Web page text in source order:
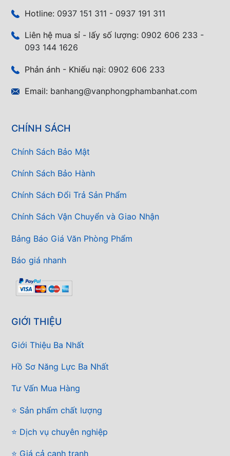
Hotline: 0937 151 311 - 0937 191 311
Liên hệ mua sỉ - lấy số lượng: 0902 606 233 -
093 144 1626
Phản ánh - Khiếu nại: 0902 606 233
Email: banhang@vanphongphambanhat.com
CHÍNH SÁCH
Chính Sách Bảo Mật
Chính Sách Bảo Hành
Chính Sách Đổi Trả Sản Phẩm
Chính Sách Vận Chuyển và Giao Nhận
Bảng Báo Giá Văn Phòng Phẩm
Báo giá nhanh
GIỚI THIỆU
Giới Thiệu Ba Nhất
Hồ Sơ Năng Lực Ba Nhất
Tư Vấn Mua Hàng
⭐ Sản phẩm chất lượng
⭐ Dịch vụ chuyên nghiệp
⭐ Giá cả cạnh tranh